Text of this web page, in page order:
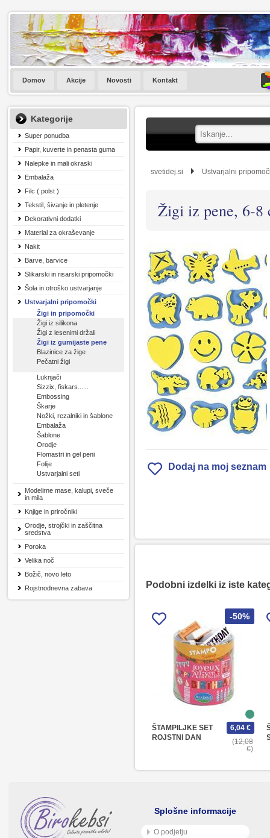
Domov Akcije Novosti Kontakt
Kategorije
Super ponudba
Papir, kuverte in penasta guma
Nalepke in mali okraski
Embalaža
Filc ( polst )
Tekstil, šivanje in pletenje
Dekorativni dodatki
Material za okraševanje
Nakit
Barve, barvice
Slikarski in risarski pripomočki
Šola in otroško ustvarjanje
Ustvarjalni pripomočki
Žigi in pripomočki
Žigi iz silikona
Žigi z lesenimi držali
Žigi iz gumijaste pene
Blazinice za žige
Pečatni žigi
Luknjači
Sizzix, fiskars......
Embossing
Škarje
Nožki, rezalniki in šablone
Embalaža
Šablone
Orodje
Flomastri in gel peni
Folije
Ustvarjalni seti
Modelirne mase, kalupi, sveče
in mila
Knjige in priročniki
Orodje, strojčki in zaščitna
sredstva
Poroka
Velika noč
Božič, novo leto
Rojstnodnevna zabava
svetidej.si Ustvarjalni
Žigi iz pene, 6-8
Dodaj na moj seznam
Podobni izdelki iz iste
-50%
ŠTAMPILJKE SET
ROJSTNI DAN
12,08
€
6,04 €
Splošne informacije
O podjetju